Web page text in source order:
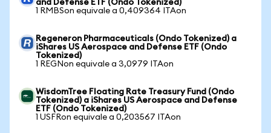
and Defense ETF (Ondo Tokenized)
1 RMBSon equivale a 0,409364 ITAon
Regeneron Pharmaceuticals (Ondo Tokenized) a
iShares US Aerospace and Defense ETF (Ondo
Tokenized)
1 REGNon equivale a 3,0979 ITAon
WisdomTree Floating Rate Treasury Fund (Ondo
Tokenized) a iShares US Aerospace and Defense
ETF (Ondo Tokenized)
1 USFRon equivale a 0,203567 ITAon